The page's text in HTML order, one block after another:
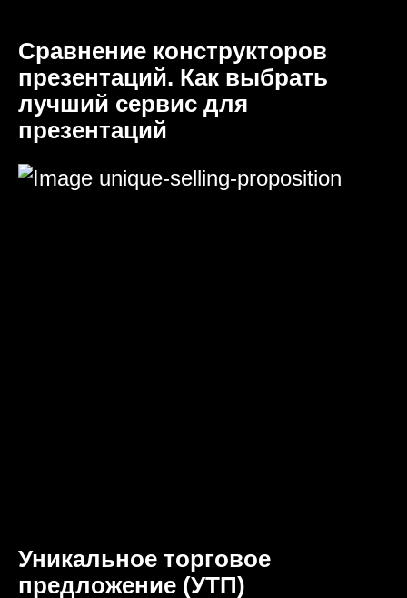
Сравнение конструкторов
презентаций. Как выбрать
лучший сервис для
презентаций
Уникальное торговое
предложение (УТП)